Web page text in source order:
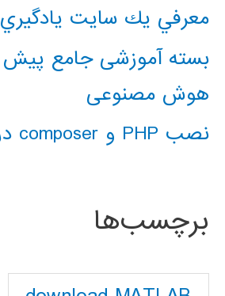
معرفي يك سايت يادگيري
بسته آموزشی جامع پیش
هوش مصنوعی
نصب PHP و composer در ویندوز 10
برچسب‌ها